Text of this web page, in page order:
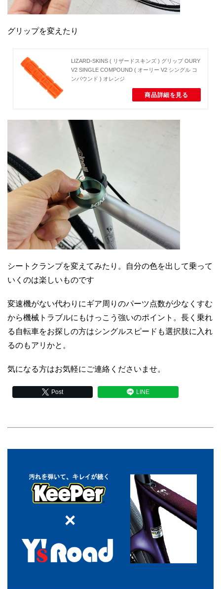
グリップを変えたり
LIZARD-SKINS ( リザードスキンズ ) グリップ OURY
V2 SINGLE COMPOUND ( オーリー V2 シングル コ
ンパウンド ) オレンジ
商品詳細を見る
シートクランプを変えてみたり。自分の色を出して乗って
いくのは楽しいものです
変速機がない代わりにギア周りのパーツ点数が少なくすむ
から機械トラブルにもけっこう強いのポイント。長く乗れ
る自転車をお探しの方はシングルスピードも選択肢に入れ
るのもアリかと。
気になる方はお気軽にご連絡くださいませ。
Post LINE